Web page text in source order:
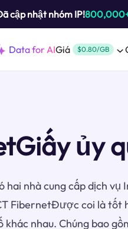
cập nhật nhóm IP!
Data for AIGiá $0.80/GB
ủy
hai nhà cung cấp dịch
FibernetĐược coi là tốt
khác nhau. Chúng bao